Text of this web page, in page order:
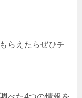
らえたらぜひチ
べた4つの情報を